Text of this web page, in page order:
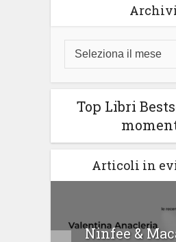
Top Libri
Articoli in
Ninfee &